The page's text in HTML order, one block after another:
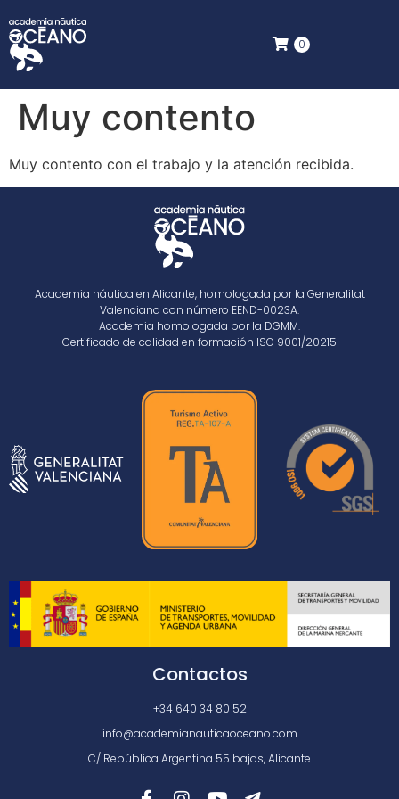
0
Muy contento
Muy contento con el trabajo y la atención recibida.
Academia náutica en Alicante, homologada por la Generalitat
Valenciana con número EEND-0023A.
Academia homologada por la DGMM.
Certificado de calidad en formación ISO 9001/20215
Contactos
+34 640 34 80 52
info@academianauticaoceano.com
C/ República Argentina 55 bajos, Alicante